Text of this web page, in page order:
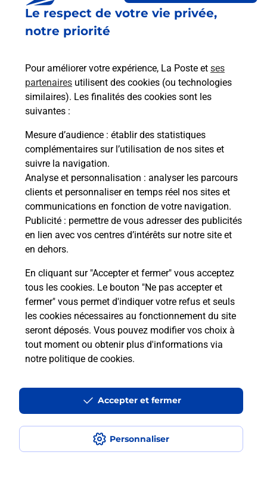
Le respect de votre vie privée,
notre priorité
Pour améliorer votre expérience, La Poste et ses
partenaires utilisent des cookies (ou technologies
similaires). Les finalités des cookies sont les
suivantes :
Mesure d’audience : établir des statistiques
complémentaires sur l’utilisation de nos sites et
suivre la navigation.
Analyse et personnalisation : analyser les parcours
clients et personnaliser en temps réel nos sites et
communications en fonction de votre navigation.
Publicité : permettre de vous adresser des publicités
en lien avec vos centres d’intérêts sur notre site et
en dehors.
En cliquant sur "Accepter et fermer" vous acceptez
tous les cookies. Le bouton "Ne pas accepter et
fermer" vous permet d'indiquer votre refus et seuls
les cookies nécessaires au fonctionnement du site
seront déposés. Vous pouvez modifier vos choix à
tout moment ou obtenir plus d'informations via
notre politique de cookies.
Personnaliser
Accepter et fermer
Est-il possible d’acheter un
emballage directement depuis un
Comment demander une
modification de livraison ?
Comment La Poste participe-t-elle
à votre sécurité au quotidien ?
Puis-je passer mon code de la route
avec La Poste et sous quelles
conditions ?
Localiser Liste Loiret TRIGUERES
Accessibilité : partiellement conforme
Conditions contractuelles
Mentions légales